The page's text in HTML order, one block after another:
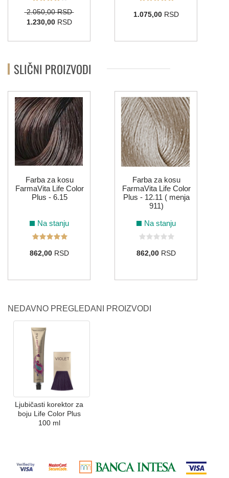
2.050,00 RSD
1.230,00RSD
1.075,00RSD
SLIČNI PROIZVODI
Farba za kosu
FarmaVita Life Color
Plus - 6.15
Na stanju
862,00RSD
Farba za kosu
FarmaVita Life Color
Plus - 12.11 ( menja
911)
Na stanju
862,00RSD
NEDAVNO PREGLEDANI PROIZVODI
Ljubičasti korektor za
boju Life Color Plus
100 ml